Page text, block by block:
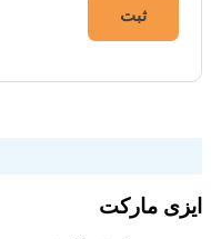
ایزی مارکت